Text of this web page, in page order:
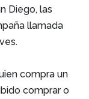
Diego, las
llamada
compra un
comprar o